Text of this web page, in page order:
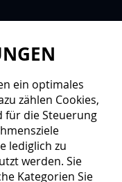
ein optimales
zählen Cookies,
für die Steuerung
lediglich zu
werden. Sie
Kategorien Sie